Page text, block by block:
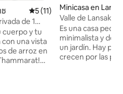
Calificación promedio: 5 de
5 (11)
de 1
cuerpo y tu
una vista
de arroz en
un entorno
Minicasa en Lan
Valle de Lansaka
Es una casa
minimalista y de
un jardín. Hay
crecen por las